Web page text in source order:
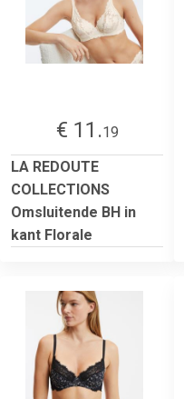
€ 11.19
LA REDOUTE
COLLECTIONS
Omsluitende BH in
kant Florale